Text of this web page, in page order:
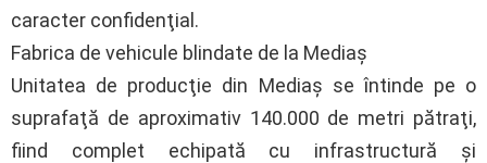
caracter confidenţial.
Fabrica de vehicule blindate de la Mediaş
Unitatea de producţie din Mediaş se întinde pe o
suprafaţă de aproximativ 140.000 de metri pătraţi,
fiind complet echipată cu infrastructură şi